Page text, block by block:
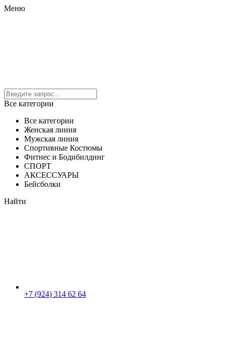
Меню
Все категории
Все категории
Женская линия
Мужская линия
Спортивные Костюмы
Фитнес и Бодибилдинг
СПОРТ
АКСЕССУАРЫ
Бейсболки
Найти
+7 (924) 314 62 64